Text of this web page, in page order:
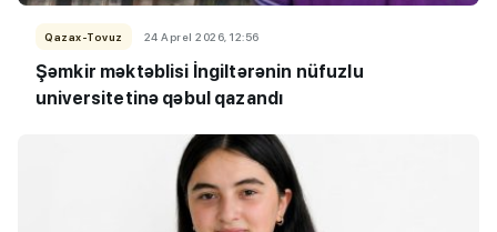
Qazax-Tovuz 24 Aprel 2026, 12:56
Şəmkir məktəblisi İngiltərənin nüfuzlu
universitetinə qəbul qazandı